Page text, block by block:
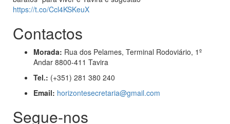
https://t.co/Ccl4KSKeuX
Contactos
Morada: Rua dos Pelames, Terminal Rodoviário, 1º
Andar 8800-411 Tavira
Tel.: (+351) 281 380 240
Email: horizontesecretaria@gmail.com
Segue-nos